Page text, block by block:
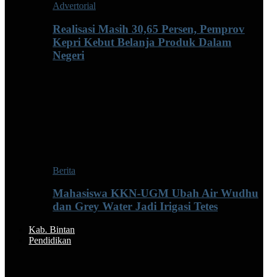
Advertorial
Realisasi Masih 30,65 Persen, Pemprov
Kepri Kebut Belanja Produk Dalam
Negeri
Berita
Mahasiswa KKN-UGM Ubah Air Wudhu
dan Grey Water Jadi Irigasi Tetes
Kab. Bintan
Pendidikan